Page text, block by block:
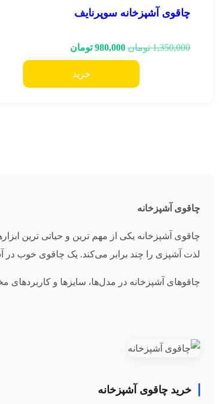
چاقوی آشپزخانه سوپرنایف
1,350,000 تومان 980,000 تومان
خرید
چاقوی آشپزخانه
چاقوی آشپزخانه یکی از مهم‌ ترین و حیاتی‌ ترین
لذت آشپزی را چند برابر می‌کند. یک چاقوی خوب در
چاقوهای آشپزخانه در مدل‌ها، سایزها و
خرید چاقوی آشپزخانه